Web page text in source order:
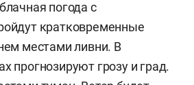
погода с
кратковременные
местами ливни. В
прогнозируют грозу и град.